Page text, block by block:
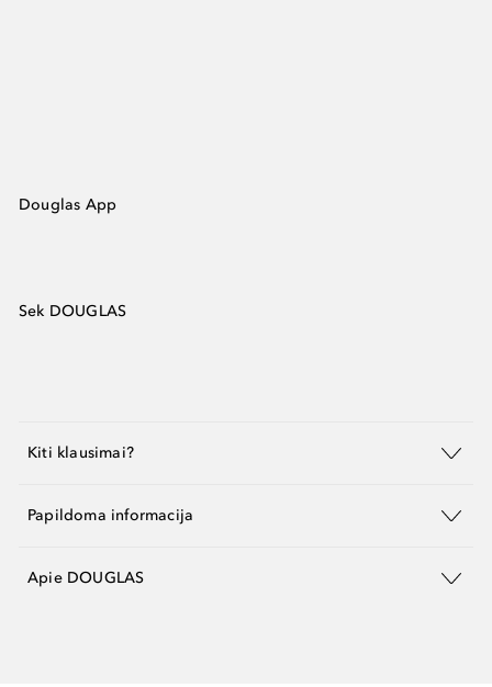
Douglas App
Sek DOUGLAS
Kiti klausimai?
Papildoma informacija
Apie DOUGLAS